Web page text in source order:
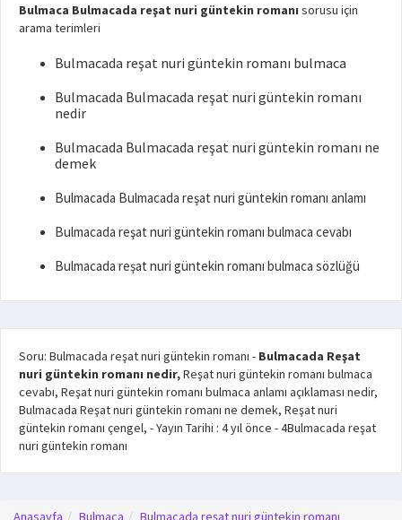
Bulmaca Bulmacada reşat nuri güntekin romanı sorusu için
arama terimleri
Bulmacada reşat nuri güntekin romanı bulmaca
Bulmacada Bulmacada reşat nuri güntekin romanı
nedir
Bulmacada Bulmacada reşat nuri güntekin romanı ne
demek
Bulmacada Bulmacada reşat nuri güntekin romanı anlamı
Bulmacada reşat nuri güntekin romanı bulmaca cevabı
Bulmacada reşat nuri güntekin romanı bulmaca sözlüğü
Soru: Bulmacada reşat nuri güntekin romanı - Bulmacada Reşat
nuri güntekin romanı nedir,Reşat nuri güntekin romanı bulmaca
cevabı, Reşat nuri güntekin romanı bulmaca anlamı açıklaması nedir,
Bulmacada Reşat nuri güntekin romanı ne demek, Reşat nuri
güntekin romanı çengel, - Yayın Tarihi : 4 yıl önce -4Bulmacada reşat
nuri güntekin romanı
Anasayfa Bulmaca Bulmacada reşat nuri güntekin romanı